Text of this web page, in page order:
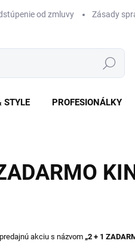
od zmluvy Zásady
Hľadať
STYLE PROFESIONÁLKY
akciu s názvom „2 + 1